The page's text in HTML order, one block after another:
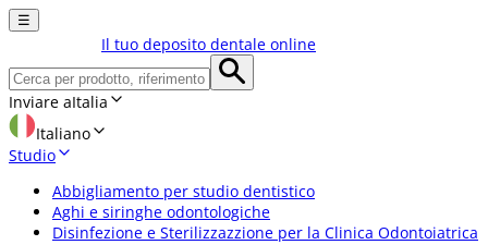
☰
Il tuo deposito dentale online
Inviare aItalia
Italiano
Studio
Abbigliamento per studio dentistico
Aghi e siringhe odontologiche
Disinfezione e Sterilizzazzione per la Clinica Odontoiatrica